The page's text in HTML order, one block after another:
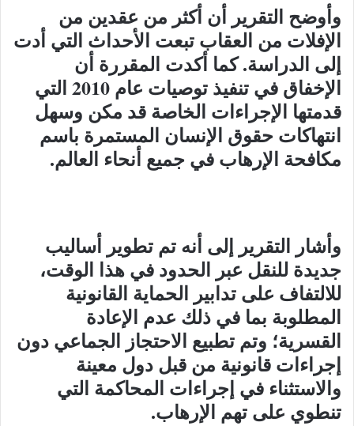
وأوضح التقرير أن أكثر من عقدين من
الإفلات من العقاب تبعت الأحداث التي أدت
إلى الدراسة. كما أكدت المقررة أن
الإخفاق في تنفيذ توصيات عام 2010 التي
قدمتها الإجراءات الخاصة قد مكن وسهل
انتهاكات حقوق الإنسان المستمرة باسم
مكافحة الإرهاب في جميع أنحاء العالم.
وأشار التقرير إلى أنه تم تطوير أساليب
جديدة للنقل عبر الحدود في هذا الوقت،
للالتفاف على تدابير الحماية القانونية
المطلوبة بما في ذلك عدم الإعادة
القسرية؛ وتم تطبيع الاحتجاز الجماعي دون
إجراءات قانونية من قبل دول معينة
والاستثناء في إجراءات المحاكمة التي
تنطوي على تهم الإرهاب.